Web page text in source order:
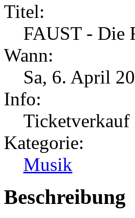
Titel:
FAUST - Die
Wann:
Sa, 6. April
Info:
Ticketverkauf
Kategorie:
Musik
Beschreibung